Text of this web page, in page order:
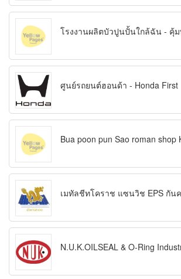
โรงงานผลิตบัวปูนปั้นใกล้ฉัน - คุ้
ศูนย์รถยนต์ฮอนด้า - Honda First
Bua poon pun Sao roman shop
เมทัลชีทโคราช แซนวิช EPS กัน
N.U.K.OILSEAL & O-Ring